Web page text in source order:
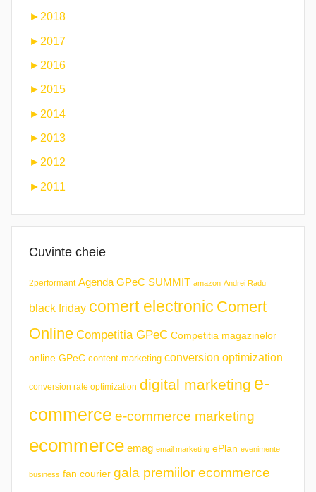
► 2018
► 2017
► 2016
► 2015
► 2014
► 2013
►2012
► 2011
Cuvinte cheie
2performant Agenda GPeC SUMMIT amazon Andrei Radu
black friday comert electronic Comert
Online Competitia GPeC Competitia magazinelor
online GPeC content marketing conversion optimization
conversion rate optimization digital marketing e-
commerce e-commerce marketing
ecommerce emag email marketing ePlan evenimente
business fan courier gala premiilor ecommerce